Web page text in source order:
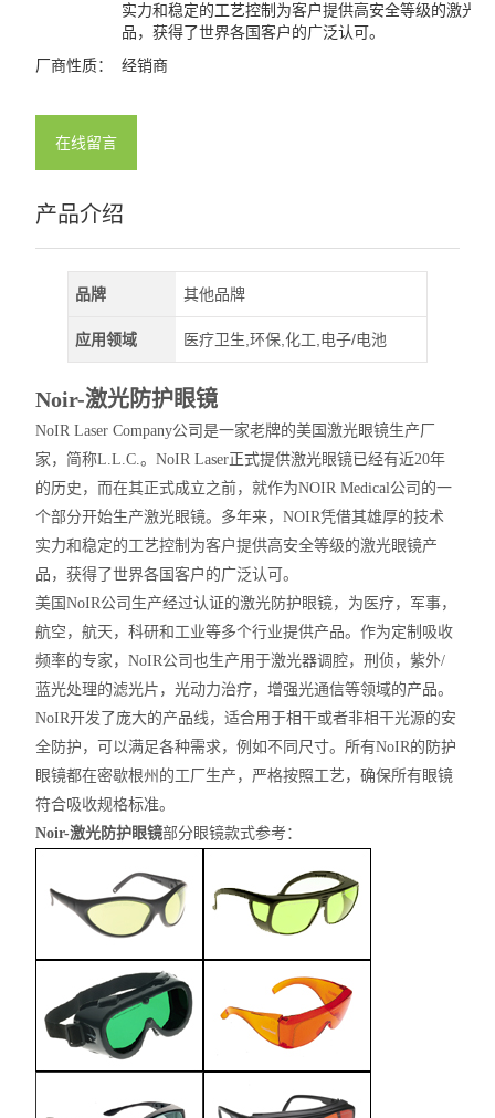
实力和稳定的工艺控制为客户提供高安全等级的激光
品，获得了世界各国客户的广泛认可。
厂商性质：
经销商
在线留言
产品介绍
品牌 其他品牌
应用领域 医疗卫生,环保,化工,电子/电池
Noir-激光防护眼镜
NoIR Laser Company公司是一家老牌的美国激光眼镜生产厂
家，简称L.L.C.。NoIR Laser正式提供激光眼镜已经有近20年
的历史，而在其正式成立之前，就作为NOIR Medical公司的一
个部分开始生产激光眼镜。多年来，NOIR凭借其雄厚的技术
实力和稳定的工艺控制为客户提供高安全等级的激光眼镜产
品，获得了世界各国客户的广泛认可。
美国NoIR公司生产经过认证的激光防护眼镜，为医疗，军事，
航空，航天，科研和工业等多个行业提供产品。作为定制吸收
频率的专家，NoIR公司也生产用于激光器调腔，刑侦，紫外/
蓝光处理的滤光片，光动力治疗，增强光通信等领域的产品。
NoIR开发了庞大的产品线，适合用于相干或者非相干光源的安
全防护，可以满足各种需求，例如不同尺寸。所有NoIR的防护
眼镜都在密歇根州的工厂生产，严格按照工艺，确保所有眼镜
符合吸收规格标准。
Noir-激光防护眼镜部分眼镜款式参考：